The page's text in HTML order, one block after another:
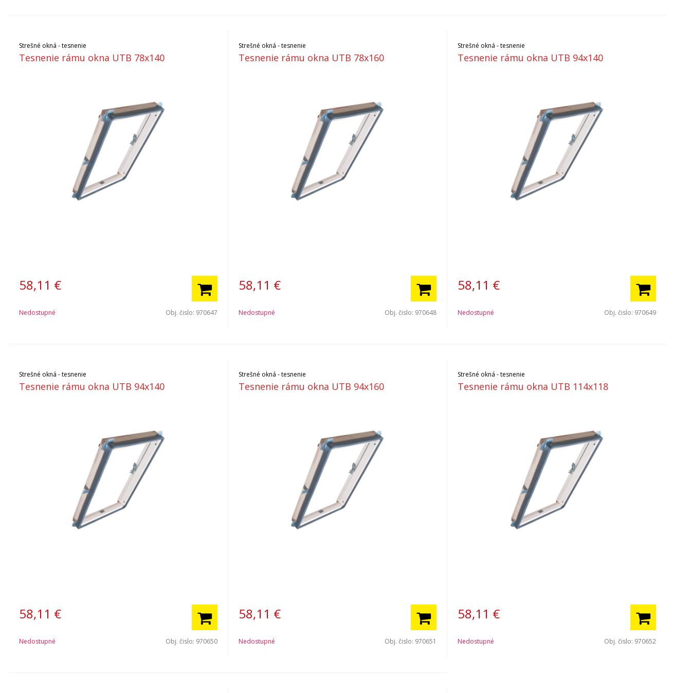
Strešné okná - tesnenie
Tesnenie rámu okna UTB 78x140
58,11 €
Nedostupné Obj. čislo: 970647
Strešné okná - tesnenie
Tesnenie rámu okna UTB 78x160
58,11 €
Nedostupné Obj. čislo: 970648
Strešné okná - tesnenie
Tesnenie rámu okna UTB 94x140
58,11 €
Nedostupné Obj. čislo: 970649
Strešné okná - tesnenie
Tesnenie rámu okna UTB 94x140
58,11 €
Nedostupné Obj. čislo: 970650
Strešné okná - tesnenie
Tesnenie rámu okna UTB 94x160
58,11 €
Nedostupné Obj. čislo: 970651
Strešné okná - tesnenie
Tesnenie rámu okna UTB 114x118
58,11 €
Nedostupné Obj. čislo: 970652